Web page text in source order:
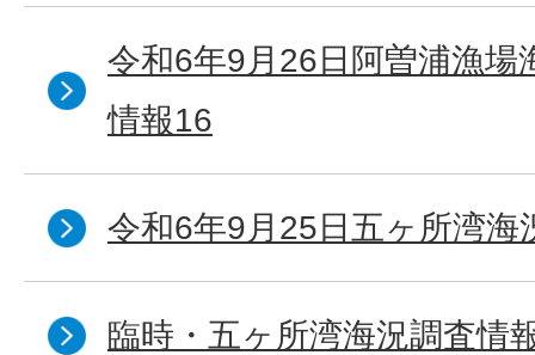
令和6年9月26日阿曽浦漁場
情報16
令和6年9月25日五ヶ所湾海
臨時・五ヶ所湾海況調査情